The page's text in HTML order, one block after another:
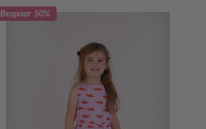
Bespaar 50%